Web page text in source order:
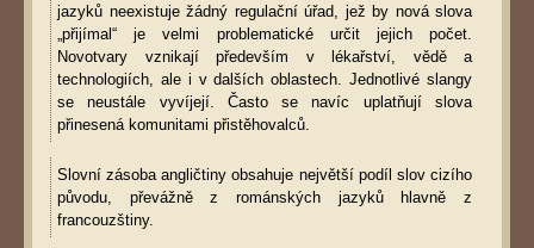
jazyků neexistuje žádný regulační úřad, jež by nová slova
„přijímal“ je velmi problematické určit jejich počet.
Novotvary vznikají především v lékařství, vědě a
technologiích, ale i v dalších oblastech. Jednotlivé slangy
se neustále vyvíjejí. Často se navíc uplatňují slova
přinesená komunitami přistěhovalců.
Slovní zásoba angličtiny obsahuje největší podíl slov cizího
původu, převážně z románských jazyků hlavně z
francouzštiny.